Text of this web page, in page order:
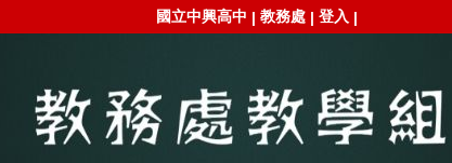
國立中興高中 | 教務處 | 登入 |